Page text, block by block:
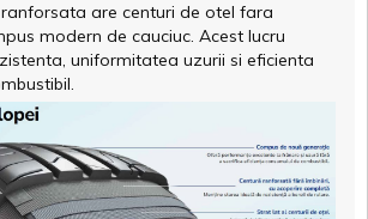
are centuri de otel fara
modern de cauciuc. Acest lucru
uniformitatea uzurii si eficienta